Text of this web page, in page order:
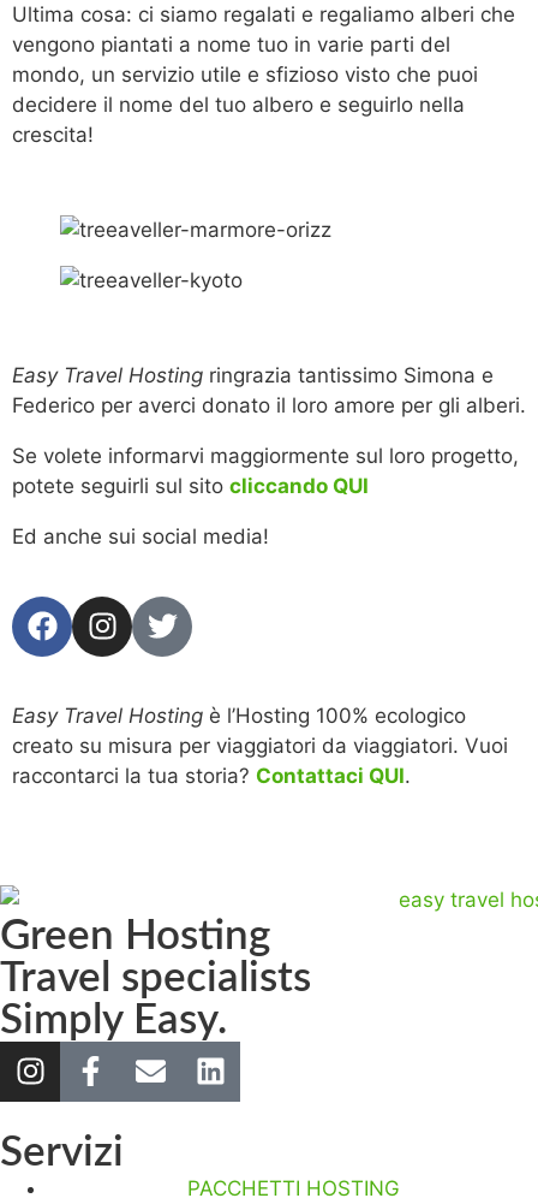
Ultima cosa: ci siamo regalati e regaliamo alberi che
vengono piantati a nome tuo in varie parti del
mondo, un servizio utile e sfizioso visto che puoi
decidere il nome del tuo albero e seguirlo nella
crescita!
Easy Travel Hosting ringrazia tantissimo Simona e
Federico per averci donato il loro amore per gli alberi.
Se volete informarvi maggiormente sul loro progetto,
potete seguirli sul sito cliccando QUI
Ed anche sui social media!
Easy Travel Hosting è l’Hosting 100% ecologico
creato su misura per viaggiatori da viaggiatori. Vuoi
raccontarci la tua storia? Contattaci QUI.
Green Hosting
Travel specialists
Simply Easy.
Servizi
PACCHETTI HOSTING